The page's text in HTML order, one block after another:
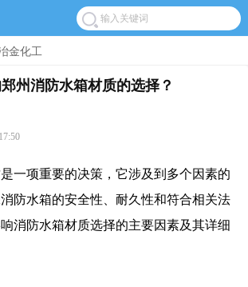
金化工
州消防水箱材质的选择？
一项重要的决策，它涉及到多个因素的
防水箱的安全性、耐久性和符合相关法
消防水箱材质选择的主要因素及其详细